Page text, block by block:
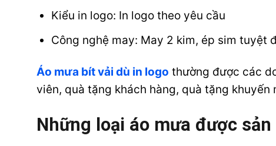
Kiểu in logo: In logo theo yêu cầu
Công nghệ may: May 2 kim, ép sim tuyệt
Áo mưa bít vải dù in logo thường được các
viên, quà tặng khách hàng, quà tặng khuyến
Những loại áo mưa được